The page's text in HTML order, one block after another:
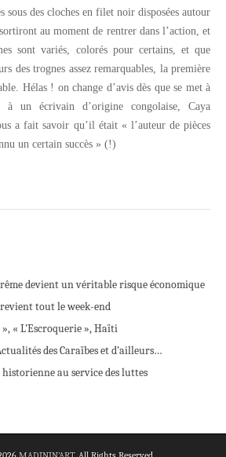
sous des cloches en filet noir disposées autour
au moment de rentrer dans l’action, et
sont variés, colorés pour certains, et que
des trognes assez remarquables, la première
Hélas ! on change d’avis dès que se met à
un écrivain d’origine congolaise, Caya
a fait savoir qu’il était « l’auteur de pièces
un certain succès » (!)
devient un véritable risque économique
tout le week-end
« L’Escroquerie », Haïti
des Caraïbes et d’ailleurs…
au service des luttes